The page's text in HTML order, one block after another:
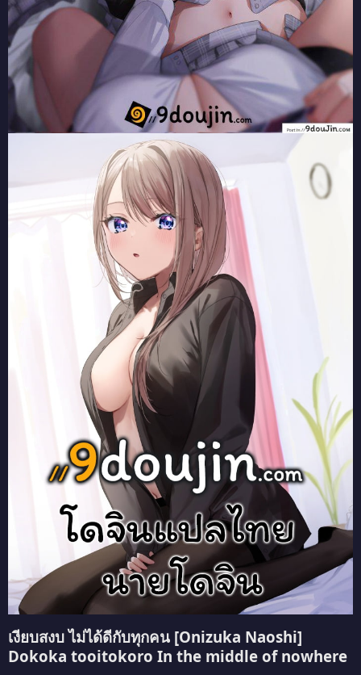
เงียบสงบ ไม่ได้ดีกับทุกคน [Onizuka Naoshi]
Dokoka tooitokoro In the middle of nowhere